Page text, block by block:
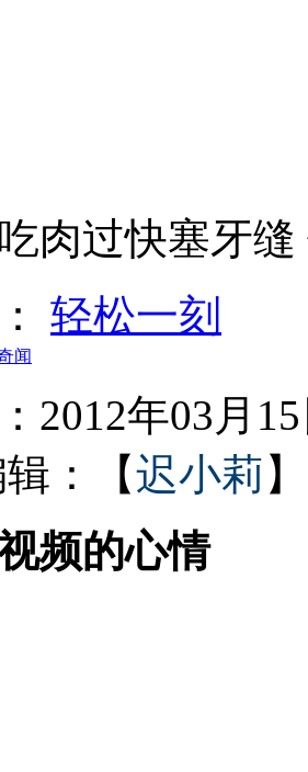
吴宗宪喊冤
垃圾买一套房
过快塞牙缝
轻松一刻
闻
2012年03月
：【迟小莉 】
频的心情